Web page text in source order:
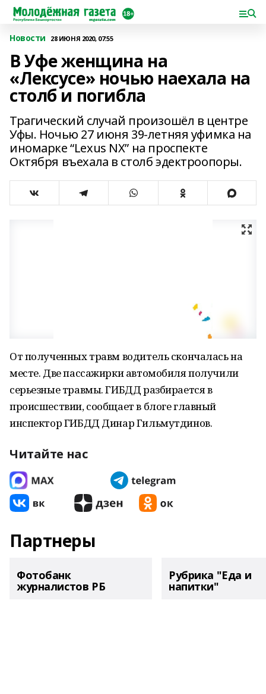
Новости 28 ИЮНЯ 2020, 07:55
В Уфе женщина на
«Лексусе» ночью наехала на
столб и погибла
Трагический случай произошёл в центре
Уфы. Ночью 27 июня 39-летняя уфимка на
иномарке “Lexus NX” на проспекте
Октября въехала в столб эдектроопоры.
От полученных травм водитель скончалась на
месте. Две пассажирки автомобиля получили
серьезные травмы. ГИБДД разбирается в
происшествии, сообщает в блоге главный
инспектор ГИБДД Динар Гильмутдинов.
Читайте нас
Партнеры
Фотобанк
журналистов РБ
Рубрика "Еда и
напитки"